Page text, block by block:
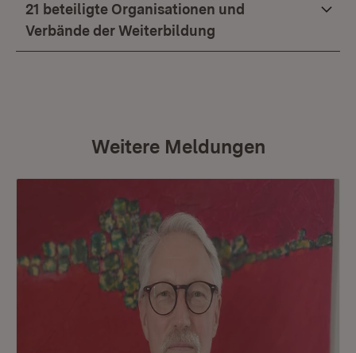
21 beteiligte Organisationen und
Verbände der Weiterbildung
Weitere Meldungen